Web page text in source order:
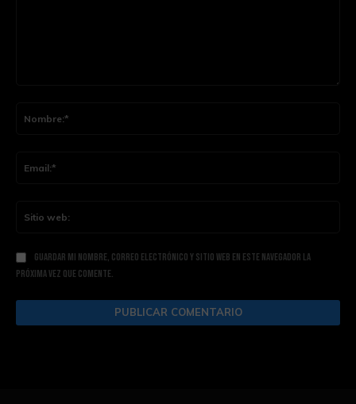
Guardar mi nombre, correo electrónico y sitio web en este navegador la
próxima vez que comente.